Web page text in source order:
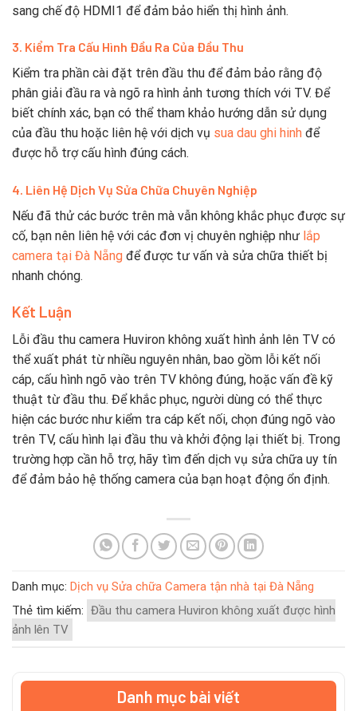
sang chế độ HDMI1 để đảm bảo hiển thị hình ảnh.
3. Kiểm Tra Cấu Hình Đầu Ra Của Đầu Thu
Kiểm tra phần cài đặt trên đầu thu để đảm bảo rằng độ
phân giải đầu ra và ngõ ra hình ảnh tương thích với TV. Để
biết chính xác, bạn có thể tham khảo hướng dẫn sử dụng
của đầu thu hoặc liên hệ với dịch vụ sua dau ghi hinh để
được hỗ trợ cấu hình đúng cách.
4. Liên Hệ Dịch Vụ Sửa Chữa Chuyên Nghiệp
Nếu đã thử các bước trên mà vẫn không khắc phục được sự
cố, bạn nên liên hệ với các đơn vị chuyên nghiệp như lắp
camera tại Đà Nẵng để được tư vấn và sửa chữa thiết bị
nhanh chóng.
Kết Luận
Lỗi đầu thu camera Huviron không xuất hình ảnh lên TV có
thể xuất phát từ nhiều nguyên nhân, bao gồm lỗi kết nối
cáp, cấu hình ngõ vào trên TV không đúng, hoặc vấn đề kỹ
thuật từ đầu thu. Để khắc phục, người dùng có thể thực
hiện các bước như kiểm tra cáp kết nối, chọn đúng ngõ vào
trên TV, cấu hình lại đầu thu và khởi động lại thiết bị. Trong
trường hợp cần hỗ trợ, hãy tìm đến dịch vụ sửa chữa uy tín
để đảm bảo hệ thống camera của bạn hoạt động ổn định.
Danh mục: Dịch vụ Sửa chữa Camera tận nhà tại Đà Nẵng
Thẻ tìm kiếm: Đầu thu camera Huviron không xuất được hình
ảnh lên TV
Danh mục bài viết